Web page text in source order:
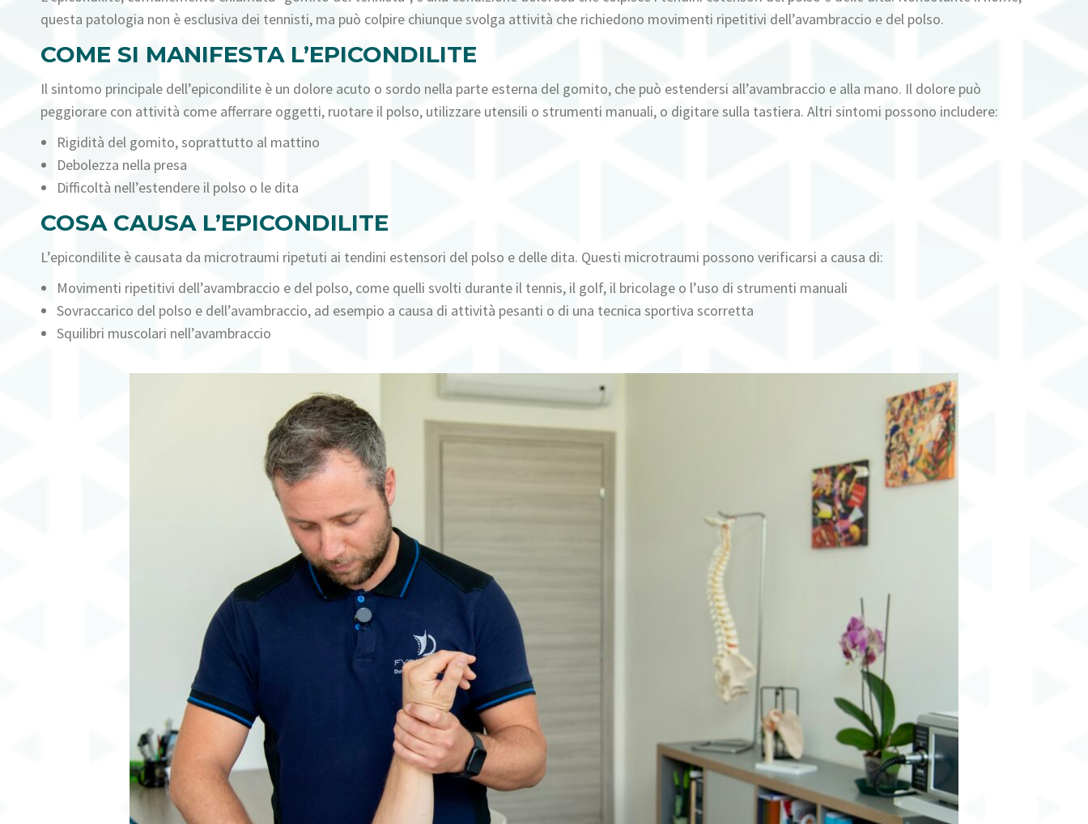
questa patologia non è esclusiva dei tennisti, ma può colpire chiunque svolga attività che richiedono movimenti ripetitivi dell’avambraccio e del polso.
COME SI MANIFESTA L’EPICONDILITE
Il sintomo principale dell’epicondilite è un dolore acuto o sordo nella parte esterna del gomito, che può estendersi all’avambraccio e alla mano. Il dolore può
peggiorare con attività come afferrare oggetti, ruotare il polso, utilizzare utensili o strumenti manuali, o digitare sulla tastiera. Altri sintomi possono includere:
Rigidità del gomito, soprattutto al mattino
Debolezza nella presa
Difficoltà nell’estendere il polso o le dita
COSA CAUSA L’EPICONDILITE
L’epicondilite è causata da microtraumi ripetuti ai tendini estensori del polso e delle dita. Questi microtraumi possono verificarsi a causa di:
Movimenti ripetitivi dell’avambraccio e del polso, come quelli svolti durante il tennis, il golf, il bricolage o l’uso di strumenti manuali
Sovraccarico del polso e dell’avambraccio, ad esempio a causa di attività pesanti o di una tecnica sportiva scorretta
Squilibri muscolari nell’avambraccio